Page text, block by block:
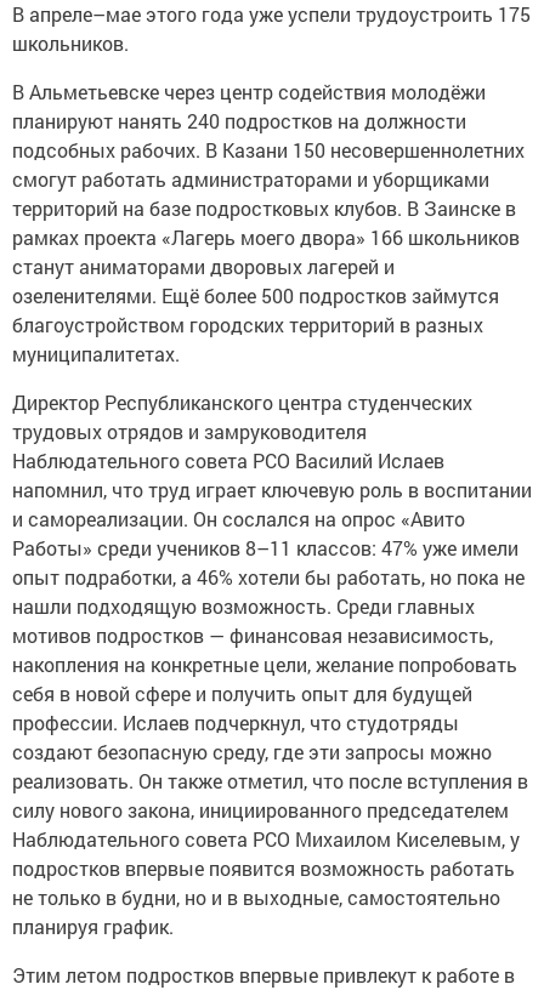
В апреле–мае этого года уже успели трудоустроить 175
школьников.
В Альметьевске через центр содействия молодёжи
планируют нанять 240 подростков на должности
подсобных рабочих. В Казани 150 несовершеннолетних
смогут работать администраторами и уборщиками
территорий на базе подростковых клубов. В Заинске в
рамках проекта «Лагерь моего двора» 166 школьников
станут аниматорами дворовых лагерей и
озеленителями. Ещё более 500 подростков займутся
благоустройством городских территорий в разных
муниципалитетах.
Директор Республиканского центра студенческих
трудовых отрядов и замруководителя
Наблюдательного совета РСО Василий Ислаев
напомнил, что труд играет ключевую роль в воспитании
и самореализации. Он сослался на опрос «Авито
Работы» среди учеников 8–11 классов: 47% уже имели
опыт подработки, а 46% хотели бы работать, но пока не
нашли подходящую возможность. Среди главных
мотивов подростков — финансовая независимость,
накопления на конкретные цели, желание попробовать
себя в новой сфере и получить опыт для будущей
профессии. Ислаев подчеркнул, что студотряды
создают безопасную среду, где эти запросы можно
реализовать. Он также отметил, что после вступления в
силу нового закона, инициированного председателем
Наблюдательного совета РСО Михаилом Киселевым, у
подростков впервые появится возможность работать
не только в будни, но и в выходные, самостоятельно
планируя график.
Этим летом подростков впервые привлекут к работе в